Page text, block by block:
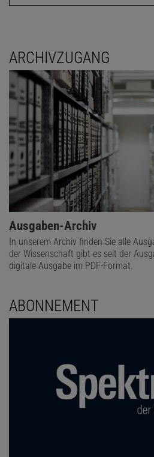
ARCHIVZUGANG
Ausgaben-Archiv
In unserem Archiv finden Sie alle
der Wissenschaft gibt es seit der
digitale Ausgabe im PDF-Format.
ABONNEMENT